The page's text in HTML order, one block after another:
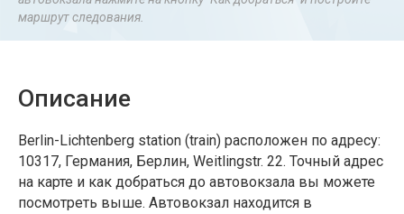
маршрут следования.
Описание
Berlin-Lichtenberg station (train) расположен по адресу:
10317, Германия, Берлин, Weitlingstr. 22. Точный адрес
на карте и как добраться до автовокзала вы можете
посмотреть выше. Автовокзал находится в